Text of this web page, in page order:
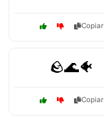
Copiar
🪨🌊🐠
Copiar